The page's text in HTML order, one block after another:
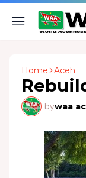
Home Aceh
bywaa